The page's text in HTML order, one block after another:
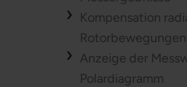
Kompensation
Rotorbewegungen
Anzeige der
Polardiagramm